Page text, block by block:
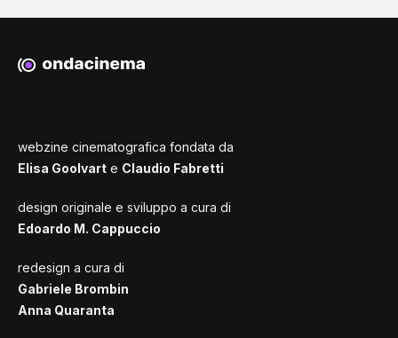
webzine cinematografica fondata da
Elisa Goolvart e Claudio Fabretti
design originale e sviluppo a cura di
Edoardo M. Cappuccio
redesign a cura di
Gabriele Brombin
Anna Quaranta